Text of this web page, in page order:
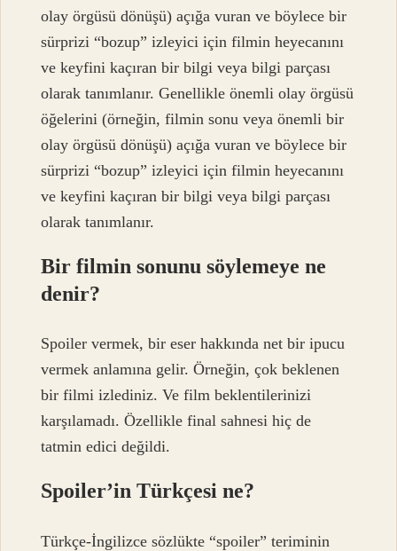
olay örgüsü dönüşü) açığa vuran ve böylece bir
sürprizi “bozup” izleyici için filmin heyecanını
ve keyfini kaçıran bir bilgi veya bilgi parçası
olarak tanımlanır. Genellikle önemli olay örgüsü
öğelerini (örneğin, filmin sonu veya önemli bir
olay örgüsü dönüşü) açığa vuran ve böylece bir
sürprizi “bozup” izleyici için filmin heyecanını
ve keyfini kaçıran bir bilgi veya bilgi parçası
olarak tanımlanır.
Bir filmin sonunu söylemeye ne
denir?
Spoiler vermek, bir eser hakkında net bir ipucu
vermek anlamına gelir. Örneğin, çok beklenen
bir filmi izlediniz. Ve film beklentilerinizi
karşılamadı. Özellikle final sahnesi hiç de
tatmin edici değildi.
Spoiler’in Türkçesi ne?
Türkçe-İngilizce sözlükte “spoiler” teriminin